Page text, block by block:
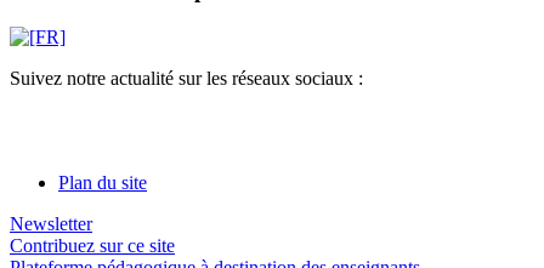
Suivez notre actualité sur les réseaux sociaux :
Plan du site
Newsletter
Contribuez sur ce site